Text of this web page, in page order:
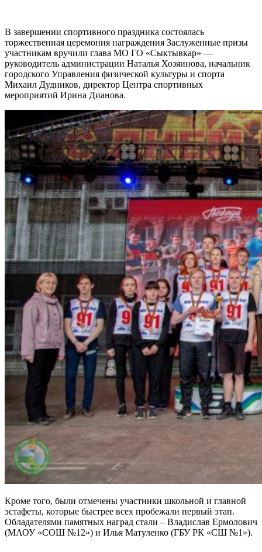
В завершении спортивного праздника состоялась
торжественная церемония награждения Заслуженные призы
участникам вручили глава МО ГО «Сыктывкар» —
руководитель администрации Наталья Хозяинова, начальник
городского Управления физической культуры и спорта
Михаил Дудников, директор Центра спортивных
мероприятий Ирина Дианова.
Кроме того, были отмечены участники школьной и главной
эстафеты, которые быстрее всех пробежали первый этап.
Обладателями памятных наград стали – Владислав Ермолович
(МАОУ «СОШ №12») и Илья Матуленко (ГБУ РК «СШ №1»).